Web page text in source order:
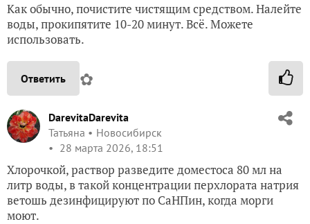
Как обычно, почистите чистящим средством. Налейте
воды, прокипятите 10-20 минут. Всё. Можете
использовать.
Ответить ✿
DarevitaDarevita
Татьяна
Новосибирск
28 марта 2026, 18:51
Хлорочкой, раствор разведите доместоса 80 мл на
литр воды, в такой концентрации перхлората натрия
ветошь дезинфицируют по СаНПин, когда морги
моют.